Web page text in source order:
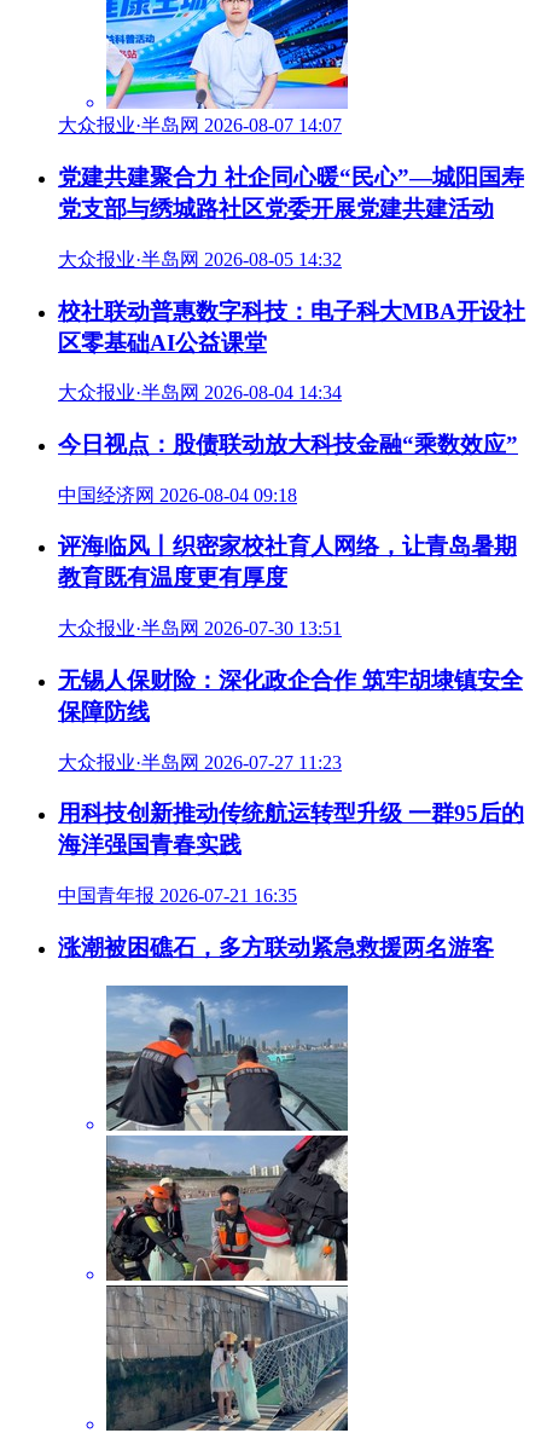
大众报业·半岛网 2026-08-07 14:07
党建共建聚合力 社企同心暖“民心”—城阳国寿
党支部与绣城路社区党委开展党建共建活动
大众报业·半岛网 2026-08-05 14:32
校社联动普惠数字科技：电子科大MBA开设社
区零基础AI公益课堂
大众报业·半岛网 2026-08-04 14:34
今日视点：股债联动放大科技金融“乘数效应”
中国经济网 2026-08-04 09:18
评海临风丨织密家校社育人网络，让青岛暑期
教育既有温度更有厚度
大众报业·半岛网 2026-07-30 13:51
无锡人保财险：深化政企合作 筑牢胡埭镇安全
保障防线
大众报业·半岛网 2026-07-27 11:23
用科技创新推动传统航运转型升级 一群95后的
海洋强国青春实践
中国青年报 2026-07-21 16:35
涨潮被困礁石，多方联动紧急救援两名游客